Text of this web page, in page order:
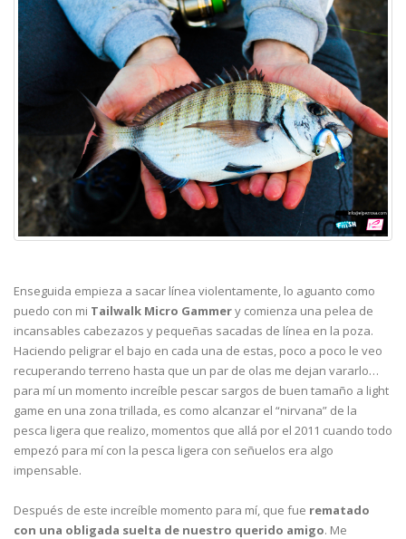
Enseguida empieza a sacar línea violentamente, lo aguanto como
puedo con mi Tailwalk Micro Gammery comienza una pelea de
incansables cabezazos y pequeñas sacadas de línea en la poza.
Haciendo peligrar el bajo en cada una de estas, poco a poco le veo
recuperando terreno hasta que un par de olas me dejan vararlo…
para mí un momento increíble pescar sargos de buen tamaño a light
game en una zona trillada, es como alcanzar el “nirvana” de la
pesca ligera que realizo, momentos que allá por el 2011 cuando todo
empezó para mí con la pesca ligera con señuelos era algo
impensable.
Después de este increíble momento para mí, que fue rematado
con una obligada suelta de nuestro querido amigo. Me